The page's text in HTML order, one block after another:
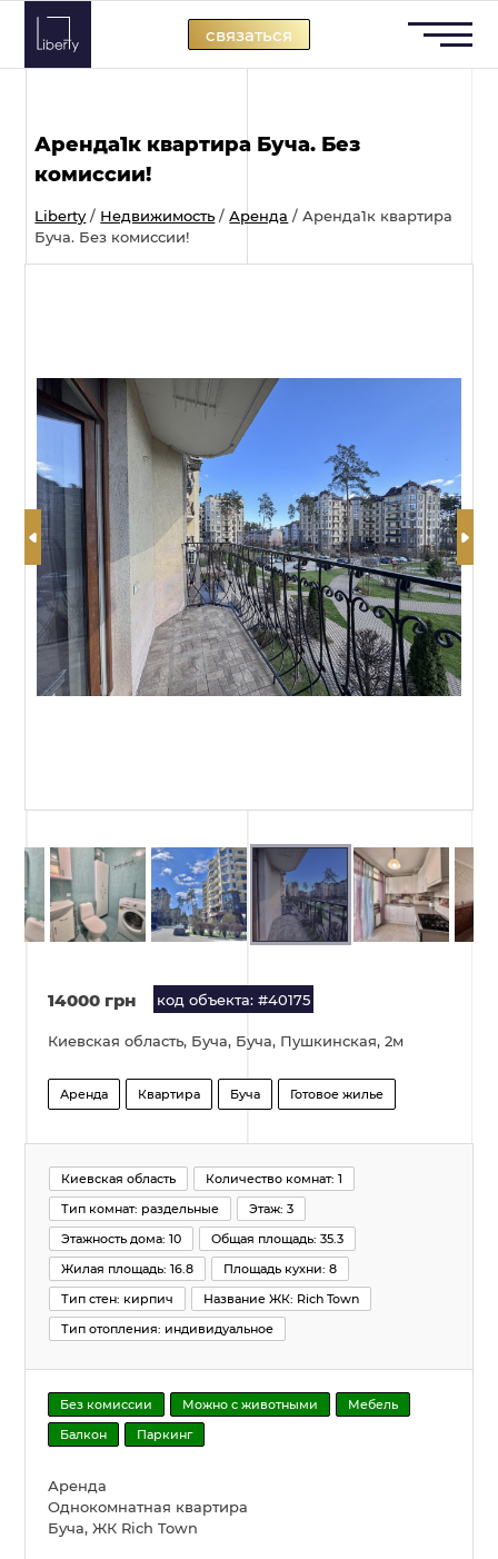
Skip
content
связаться
Аренда1к квартира Буча. Без
комиссии!
Liberty / Недвижимость /Аренда /Аренда1к квартира
Буча. Без комиссии!
14000 грн код объекта: #40175
Киевская область, Буча, Буча, Пушкинская, 2м
Аренда Квартира Буча Готовое жилье
Киевская область
Количество комнат: 1
Тип комнат: раздельные
Этаж: 3
Этажность дома: 10
Общая площадь: 35.3
Жилая площадь: 16.8
Площадь кухни: 8
Тип стен: кирпич
Название ЖК: Rich Town
Тип отопления: индивидуальное
Без комиссии Можно с животными
Мебель
Балкон
Паркинг
Аренда
Однокомнатная квартира
Буча, ЖК Rich Town